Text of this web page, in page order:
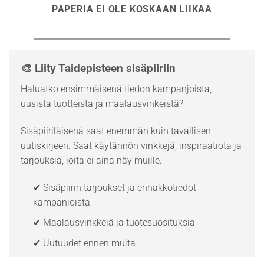
PAPERIA EI OLE KOSKAAN LIIKAA
🎨 Liity Taidepisteen sisäpiiriin
Haluatko ensimmäisenä tiedon kampanjoista,
uusista tuotteista ja maalausvinkeistä?
Sisäpiiriläisenä saat enemmän kuin tavallisen
uutiskirjeen. Saat käytännön vinkkejä, inspiraatiota ja
tarjouksia, joita ei aina näy muille.
✔ Sisäpiirin tarjoukset ja ennakkotiedot
kampanjoista
✔ Maalausvinkkejä ja tuotesuosituksia
✔ Uutuudet ennen muita